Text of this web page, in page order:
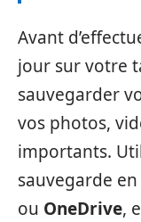
Avant
jour sur votre
sauvegarder
vos photos,
importants.
sauvegarde
ou OneDrive,